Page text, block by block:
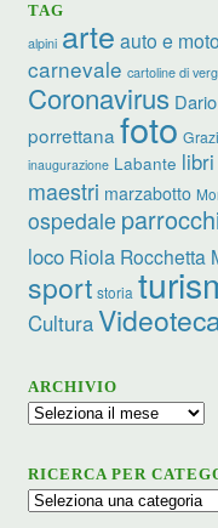
TAG
alpini arte auto e
carnevale cartoline di
Coronavirus
porrettana foto
inaugurazione Labante libri
maestri marzabotto
ospedale
loco Riola Rocchetta
sport storia
Cultura
ARCHIVIO
Archivio
RICERCA PER
Ricerca